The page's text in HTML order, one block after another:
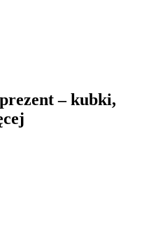
– kubki,